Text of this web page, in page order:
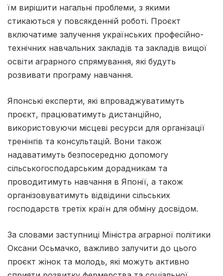
їм вирішити нагальні проблеми, з якими
стикаються у повсякденній роботі. Проєкт
включатиме залучення українських професійно-
технічних навчальних закладів та закладів вищої
освіти аграрного спрямування, які будуть
розвивати програму навчання.
Японські експерти, які впроваджуватимуть
проєкт, працюватимуть дистанційно,
використовуючи місцеві ресурси для організації
тренінгів та консультацій. Вони також
надаватимуть безпосередню допомогу
сільськогосподарським дорадникам та
проводитимуть навчання в Японії, а також
організовуватимуть відвідини сільських
господарств третіх країн для обміну досвідом.
За словами заступниці Міністра аграрної політики
Оксани Осьмачко, важливо залучити до цього
проєкт жінок та молодь, які можуть активно